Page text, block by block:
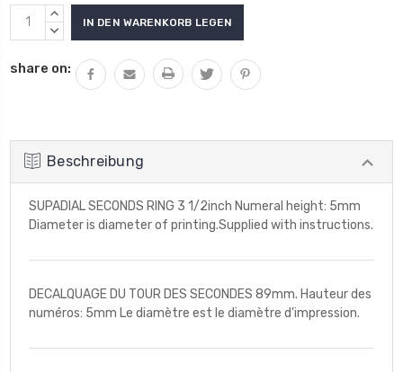
Aktueller
Lagerbestand:
MENGE
VON
ERHÖHEN
MENGE
UNDEFINED
VERRINGERN
share on:
Beschreibung
SUPADIAL SECONDS RING 3 1/2inch Numeral height: 5mm
Diameter is diameter of printing.Supplied with instructions.
DECALQUAGE DU TOUR DES SECONDES 89mm. Hauteur des
numéros: 5mm Le diamètre est le diamètre d'impression.